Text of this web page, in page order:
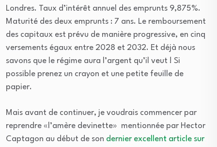
Londres. Taux d’intérêt annuel des emprunts 9,875%.
Maturité des deux emprunts : 7 ans. Le remboursement
des capitaux est prévu de manière progressive, en cinq
versements égaux entre 2028 et 2032. Et déjà nous
savons que le régime aura l’argent qu’il veut ! Si
possible prenez un crayon et une petite feuille de
papier.
Mais avant de continuer, je voudrais commencer par
reprendre «l’amère devinette» mentionnée par Hector
Captagon au début de son dernier excellent article sur